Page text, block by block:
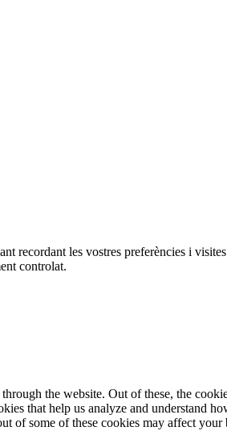
recordant les vostres preferències i
controlat.
the website. Out of these, the
that help us analyze and understand
of some of these cookies may affect your